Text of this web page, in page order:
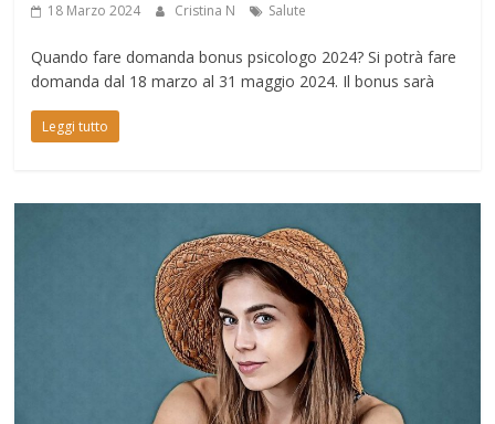
18 Marzo 2024 Cristina N Salute
Quando fare domanda bonus psicologo 2024? Si potrà fare
domanda dal 18 marzo al 31 maggio 2024. Il bonus sarà
Leggi tutto